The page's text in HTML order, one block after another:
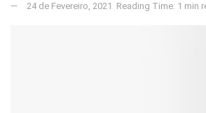
24 de Fevereiro, 2021 Reading Time: 1 min